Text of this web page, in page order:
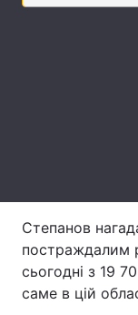
Інтерв'ю
Архів
Степанов
постраждалим
сьогодні з 19
саме в цій